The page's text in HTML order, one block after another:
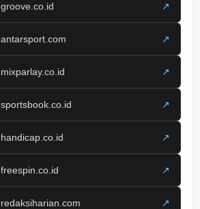
groove.co.id ↗
antarsport.com ↗
mixparlay.co.id ↗
sportsbook.co.id ↗
handicap.co.id ↗
freespin.co.id ↗
redaksiharian.com ↗